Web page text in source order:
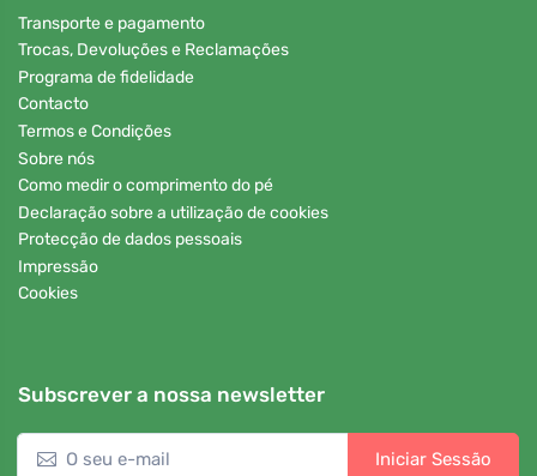
Transporte e pagamento
Trocas, Devoluções e Reclamações
Programa de fidelidade
Contacto
Termos e Condições
Sobre nós
Como medir o comprimento do pé
Declaração sobre a utilização de cookies
Protecção de dados pessoais
Impressão
Cookies
Subscrever a nossa newsletter
Iniciar Sessão